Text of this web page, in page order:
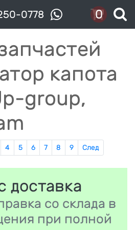
0778 0
капота
group,
4 5 6 7 8 9 След
доставка
со склада в
при полной